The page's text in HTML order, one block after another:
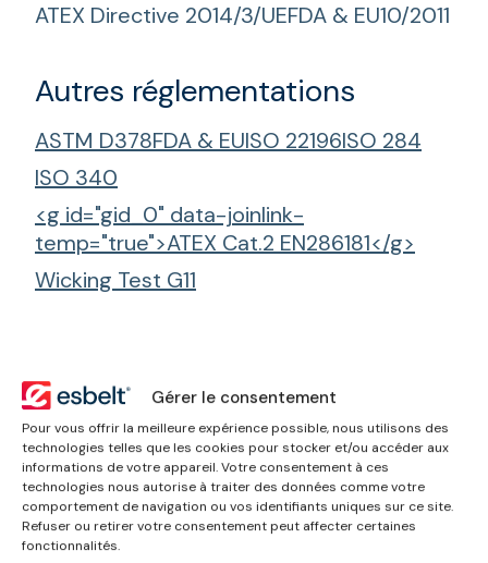
Gérer le consentement
Pour vous offrir la meilleure expérience possible, nous utilisons des
technologies telles que les cookies pour stocker et/ou accéder aux
informations de votre appareil. Votre consentement à ces
technologies nous autorise à traiter des données comme votre
comportement de navigation ou vos identifiants uniques sur ce site.
Refuser ou retirer votre consentement peut affecter certaines
fonctionnalités.
ATEX Directive 2014/3/UEFDA & EU10/2011
Autres réglementations
ASTM D378FDA & EUISO 22196ISO 284
ISO 340
<g id="gid_0" data-joinlink-
temp="true">ATEX Cat.2 EN286181</g>
Wicking Test G11
Comment pouvons-
nous vous aider ?
J’ai besoin de conseils
techniques